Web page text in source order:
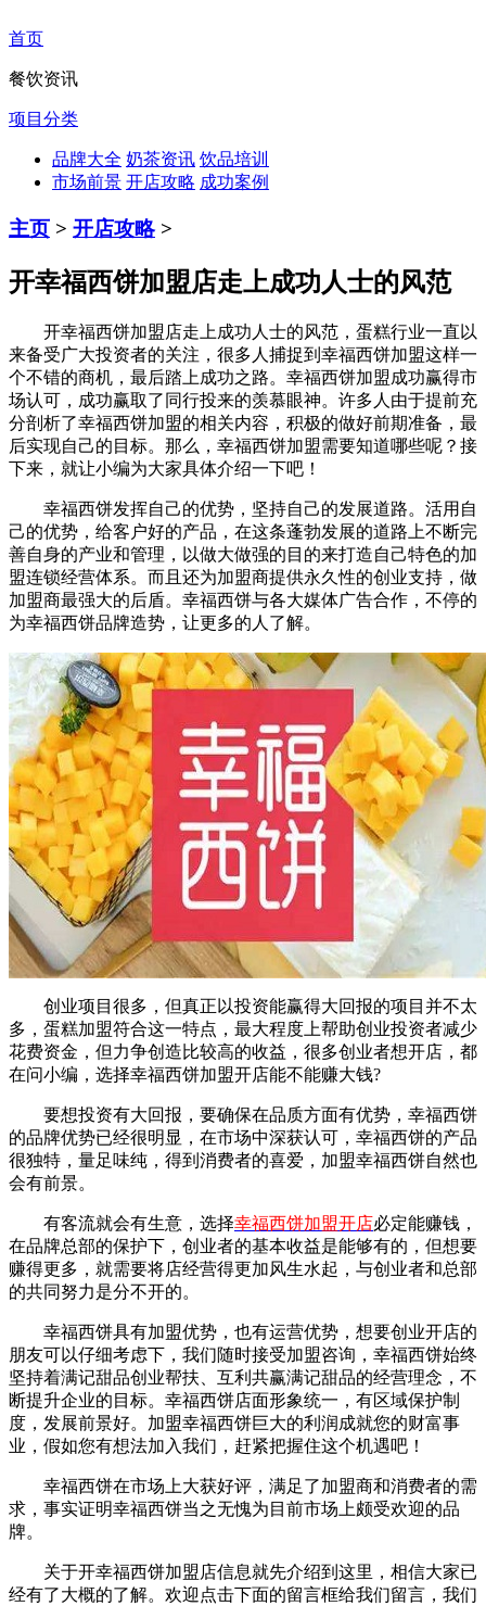
首页
餐饮资讯
项目分类
品牌大全 奶茶资讯 饮品培训
市场前景 开店攻略 成功案例
主页 > 开店攻略>
开幸福西饼加盟店走上成功人士的风范
开幸福西饼加盟店走上成功人士的风范，蛋糕行业一直以
来备受广大投资者的关注，很多人捕捉到幸福西饼加盟这样一
个不错的商机，最后踏上成功之路。幸福西饼加盟成功赢得市
场认可，成功赢取了同行投来的羡慕眼神。许多人由于提前充
分剖析了幸福西饼加盟的相关内容，积极的做好前期准备，最
后实现自己的目标。那么，幸福西饼加盟需要知道哪些呢？接
下来，就让小编为大家具体介绍一下吧！
幸福西饼发挥自己的优势，坚持自己的发展道路。活用自
己的优势，给客户好的产品，在这条蓬勃发展的道路上不断完
善自身的产业和管理，以做大做强的目的来打造自己特色的加
盟连锁经营体系。而且还为加盟商提供永久性的创业支持，做
加盟商最强大的后盾。幸福西饼与各大媒体广告合作，不停的
为幸福西饼品牌造势，让更多的人了解。
创业项目很多，但真正以投资能赢得大回报的项目并不太
多，蛋糕加盟符合这一特点，最大程度上帮助创业投资者减少
花费资金，但力争创造比较高的收益，很多创业者想开店，都
在问小编，选择幸福西饼加盟开店能不能赚大钱?
要想投资有大回报，要确保在品质方面有优势，幸福西饼
的品牌优势已经很明显，在市场中深获认可，幸福西饼的产品
很独特，量足味纯，得到消费者的喜爱，加盟幸福西饼自然也
会有前景。
有客流就会有生意，选择幸福西饼加盟开店必定能赚钱，
在品牌总部的保护下，创业者的基本收益是能够有的，但想要
赚得更多，就需要将店经营得更加风生水起，与创业者和总部
的共同努力是分不开的。
幸福西饼具有加盟优势，也有运营优势，想要创业开店的
朋友可以仔细考虑下，我们随时接受加盟咨询，幸福西饼始终
坚持着满记甜品创业帮扶、互利共赢满记甜品的经营理念， 不
断提升企业的目标。幸福西饼店面形象统一，有区域保护制
度， 发展前景好。加盟幸福西饼巨大的利润成就您的财富事
业，假如您有想法加入我们，赶紧把握住这个机遇吧！
幸福西饼在市场上大获好评，满足了加盟商和消费者的需
求，事实证明幸福西饼当之无愧为目前市场上颇受欢迎的品
牌。
关于开幸福西饼加盟店信息就先介绍到这里，相信大家已
经有了大概的了解。欢迎点击下面的留言框给我们留言，我们